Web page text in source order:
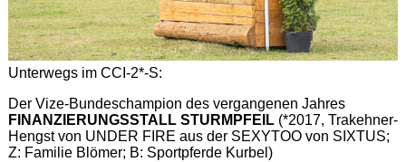
Unterwegs im CCI-2*-S:
Der Vize-Bundeschampion des vergangenen Jahres
FINANZIERUNGSSTALL STURMPFEIL(*2017, Trakehner-
Hengst von UNDER FIRE aus der SEXYTOO von SIXTUS;
Z: Familie Blömer; B: Sportpferde Kurbel)